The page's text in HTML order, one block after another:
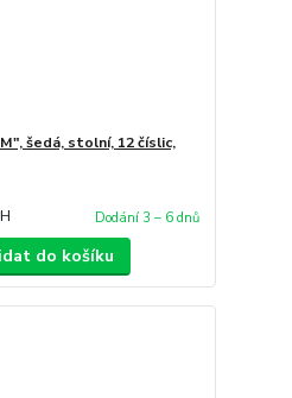
šedá, stolní, 12 číslic,
Dodání 3 – 6 dnů
do košíku